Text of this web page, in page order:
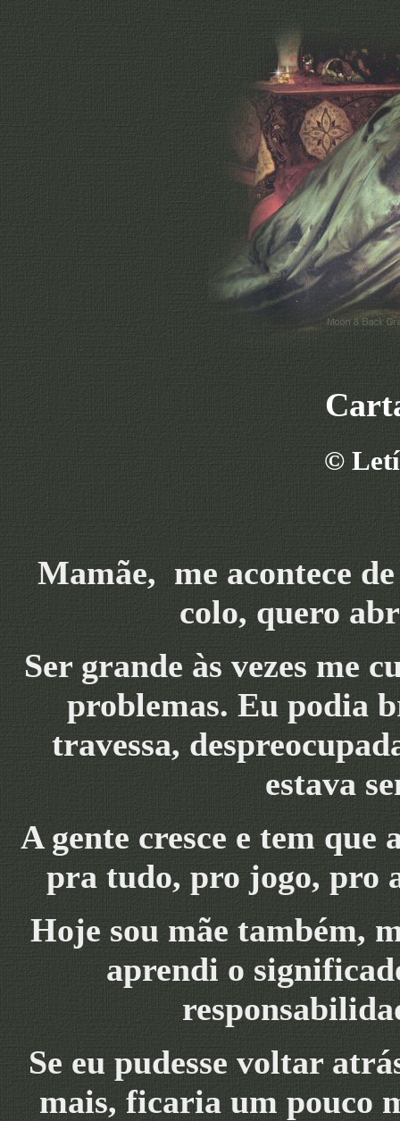
©
Mamãe, me acontece
colo, quero
Ser grande às vezes me
problemas. Eu podia
travessa,
estava
A gente cresce e tem
pra tudo, pro jogo, pro
Hoje sou mãe também,
aprendi o
Se eu pudesse voltar
mais, ficaria um pouco